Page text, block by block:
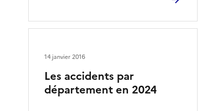
Les accidents par
département en 2024
14 janvier 2016